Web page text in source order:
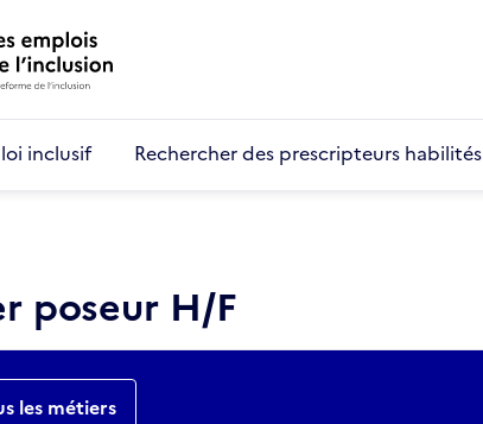
inclusif Rechercher des prescripteurs habilités
poseur H/F
les métiers